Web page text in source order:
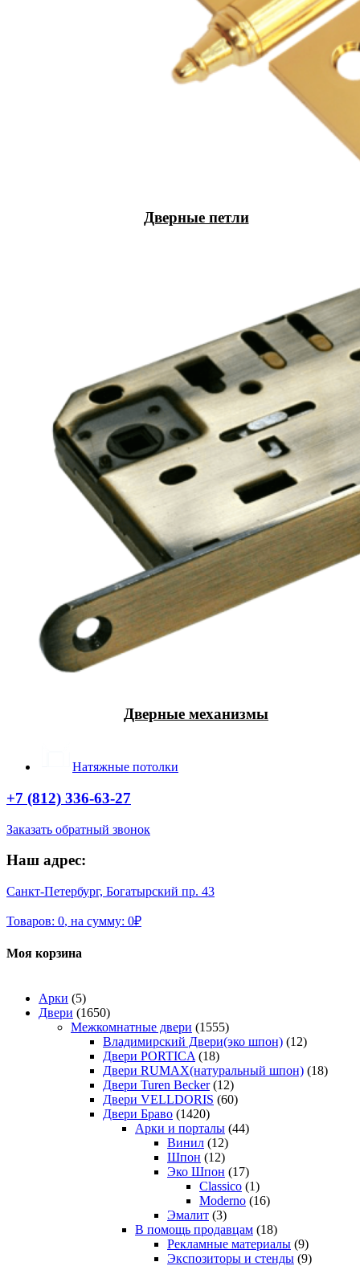
Дверные петли
Дверные механизмы
Натяжные потолки
+7 (812) 336-63-27
Заказать обратный звонок
Наш адрес:
Санкт-Петербург, Богатырский пр. 43
Товаров: 0, на сумму: 0₽
Моя корзина
Арки (5)
Двери (1650)
Межкомнатные двери (1555)
Владимирский Двери(эко шпон) (12)
Двери PORTICA (18)
Двери RUMAX(натуральный шпон) (18)
Двери Turen Becker (12)
Двери VELLDORIS (60)
Двери Браво (1420)
Арки и порталы (44)
Винил (12)
Шпон (12)
Эко Шпон (17)
Classico (1)
Moderno (16)
Эмалит (3)
В помощь продавцам (18)
Рекламные материалы (9)
Экспозиторы и стенды (9)